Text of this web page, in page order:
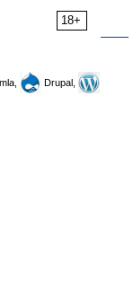
18+
Drupal,